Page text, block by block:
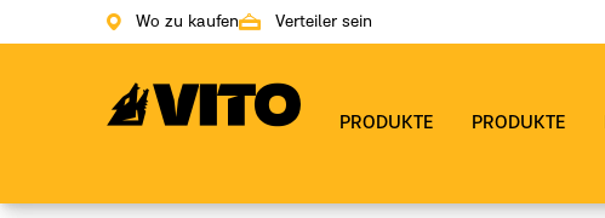
Wo zu kaufen Verteiler sein
Zur Hauptseite gehen
PRODUKTE
PRODUKTE